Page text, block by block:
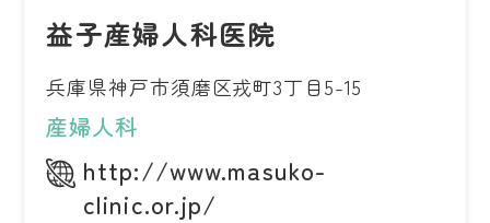
益子産婦人科医院
兵庫県神戸市須磨区戎町3丁目5-15
産婦人科
http://www.masuko-
clinic.or.jp/